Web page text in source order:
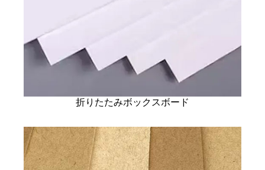
折りたたみボックスボード